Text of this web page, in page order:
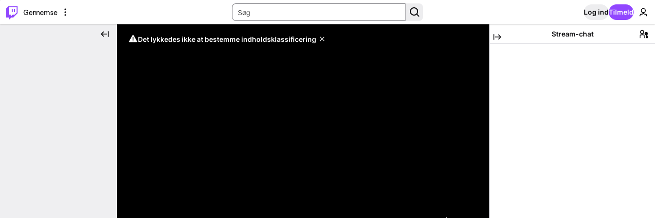
Gennemse
Log indTilmeld
Det lykkedes ikke at bestemme indholdsklassificering
Stream-chat